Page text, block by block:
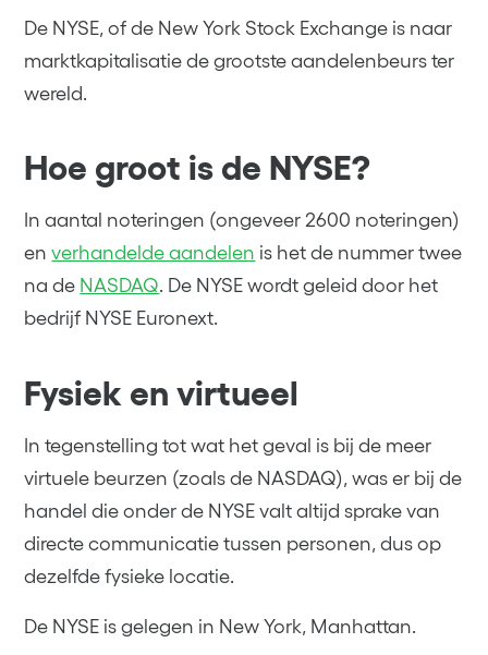
De NYSE, of de New York Stock Exchange is naar
marktkapitalisatie de grootste aandelenbeurs ter
wereld.
Hoe groot is de NYSE?
In aantal noteringen (ongeveer 2600 noteringen)
enverhandelde aandelen is het de nummer twee
na de NASDAQ. De NYSE wordt geleid door het
bedrijf NYSE Euronext.
Fysiek en virtueel
In tegenstelling tot wat het geval is bij de meer
virtuele beurzen (zoals de NASDAQ), was er bij de
handel die onder de NYSE valt altijd sprake van
directe communicatie tussen personen, dus op
dezelfde fysieke locatie.
De NYSE is gelegen in New York, Manhattan.